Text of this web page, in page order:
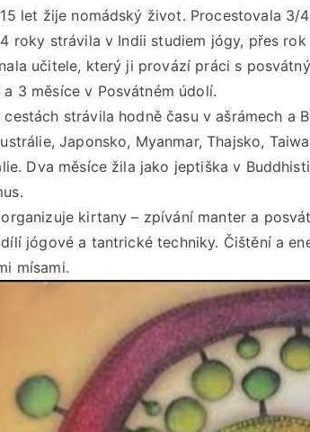
let žije nomádský život. Procestovala 3/
roky strávila v Indii studiem jógy, přes
učitele, který ji provází práci s
a 3 měsíce v Posvátném údolí.
cestách strávila hodně času v ašrámech a
Japonsko, Myanmar, Thajsko,
Dva měsíce žila jako jeptiška v
kirtany – zpívání manter a
jógové a tantrické techniky. Čištění a
mísami.